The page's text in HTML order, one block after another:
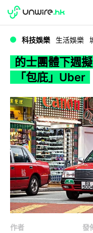
WWDC 2026
科技娛樂 生活娛樂
的士團體下週
「包庇」Uber
作者
發